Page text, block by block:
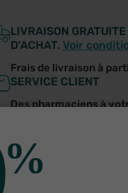
LIVRAISON
D’ACHAT. Voir
Frais de livraison à
SERVICE CLIENT
Des pharmaciens à
pour
%